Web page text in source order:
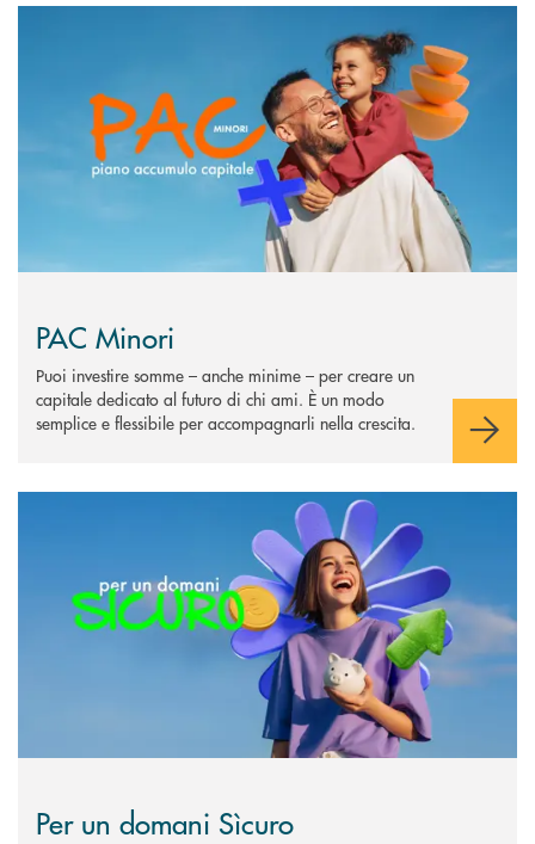
PAC Minori
Puoi investire somme – anche minime – per creare un
capitale dedicato al futuro di chi ami. È un modo
semplice e flessibile per accompagnarli nella crescita.
Per un domani Sìcuro